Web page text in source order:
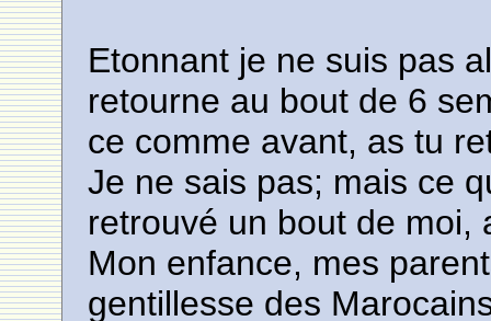
Etonnant je ne suis pas
retourne au bout de 6
ce comme avant, as tu
Je ne sais pas; mais ce
retrouvé un bout de moi,
Mon enfance, mes
gentillesse des